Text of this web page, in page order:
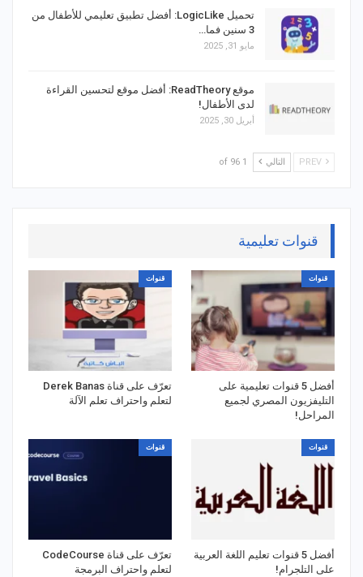
تحميل LogicLike: أفضل تطبيق تعليمي للأطفال من
3 سنين فما…
مايو 31, 2025
موقع ReadTheory: أفضل موقع لتحسين القراءة
لدى الأطفال!
أبريل 30, 2025
التالي 1 of 96
قنوات تعليمية
قنوات
أفضل 5 قنوات تعليمية على
التليفزيون المصري لجميع
المراحل!
قنوات
تعرّف على قناة Derek Banas
لتعلم واحتراف تعلم الآلة
قنوات
أفضل 5 قنوات تعليم اللغة العربية
على التلجرام!
قنوات
تعرّف على قناة CodeCourse
لتعلم واحتراف البرمجة